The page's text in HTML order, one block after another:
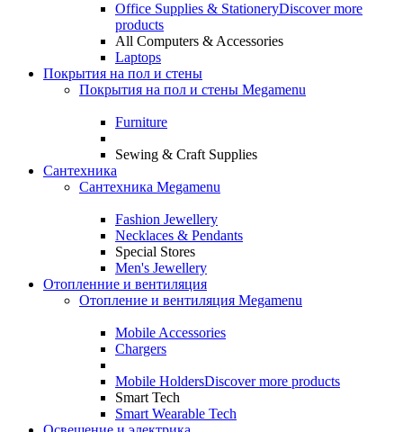
Office Supplies & StationeryDiscover more
products
All Computers & Accessories
Laptops
Покрытия на пол и стены
Покрытия на пол и стены Megamenu
Furniture
Sewing & Craft Supplies
Сантехника
Сантехника Megamenu
Fashion Jewellery
Necklaces & Pendants
Special Stores
Men's Jewellery
Отопленние и вентиляция
Отопление и вентиляция Megamenu
Mobile Accessories
Chargers
Mobile HoldersDiscover more products
Smart Tech
Smart Wearable Tech